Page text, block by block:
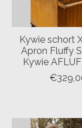
Kywie schort
Apron Fluffy
Kywie